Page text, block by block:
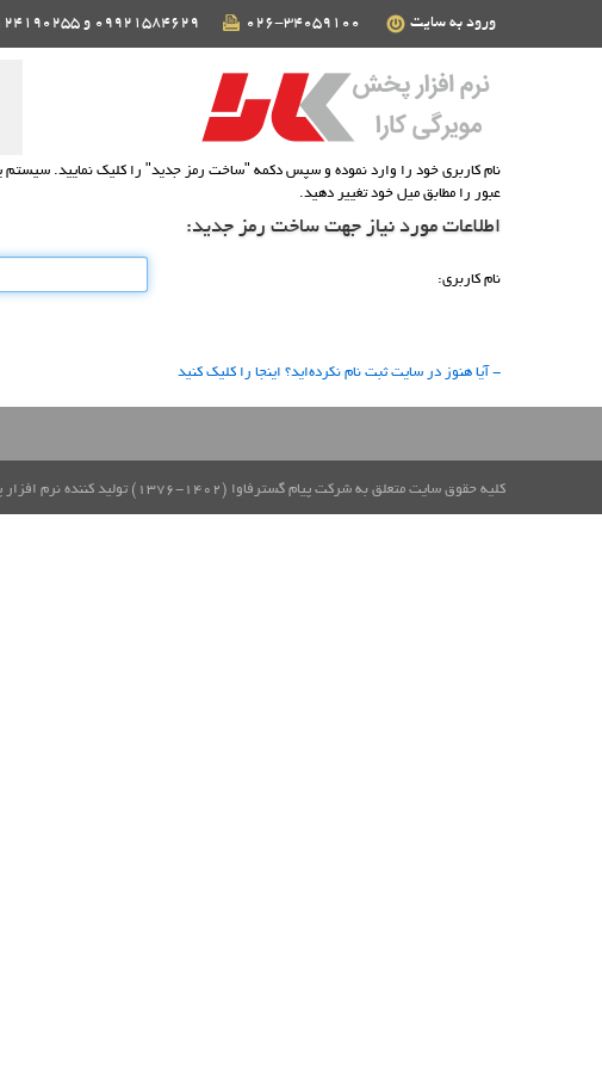
ورود به سایت
عبور را مطابق میل خود تغییر دهید.
اطلاعات مورد نیاز جهت ساخت رمز جدید:
نام كاربری:
- آیا هنوز در سایت ثبت نام نكرده‌اید؟ اینجا را كلیك كنید
کلیه حقوق سایت متعلق به شرکت پیام گسترفاوا (1402-1376) تولید کننده نرم افزار پخش مویرگی و راهکار های کنترل تردد است.